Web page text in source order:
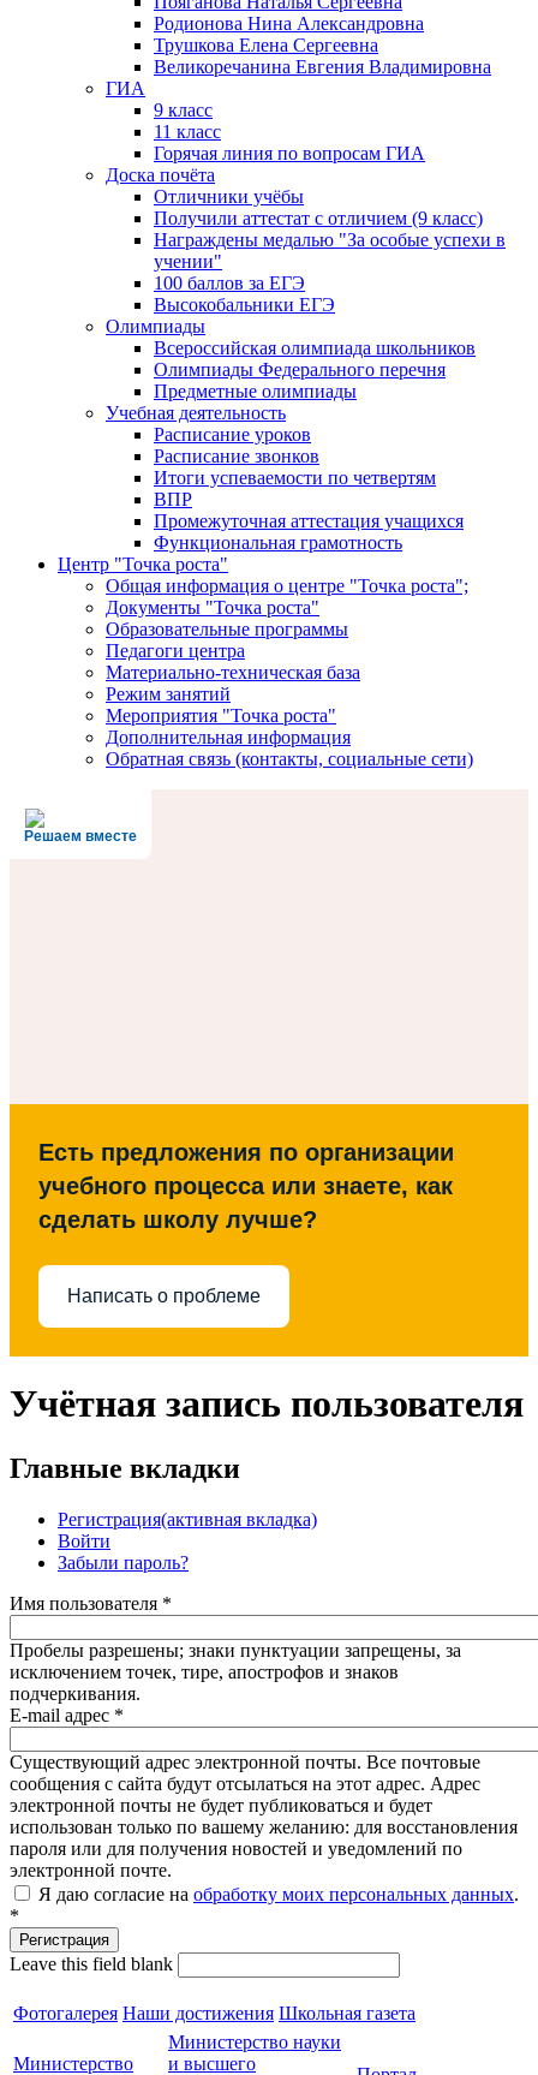
Родионова Нина Александровна
Трушкова Елена Сергеевна
Великоречанина Евгения Владимировна
ГИА
9 класс
11 класс
Горячая линия по вопросам ГИА
Доска почёта
Отличники учёбы
Получили аттестат с отличием (9 класс)
Награждены медалью "За особые успехи в
учении"
100 баллов за ЕГЭ
Высокобальники ЕГЭ
Олимпиады
Всероссийская олимпиада школьников
Олимпиады Федерального перечня
Предметные олимпиады
Учебная деятельность
Расписание уроков
Расписание звонков
Итоги успеваемости по четвертям
ВПР
Промежуточная аттестация учащихся
Функциональная грамотность
Центр "Точка роста"
Общая информация о центре "Точка роста";
Документы "Точка роста"
Образовательные программы
Педагоги центра
Материально-техническая база
Режим занятий
Мероприятия "Точка роста"
Дополнительная информация
Обратная связь (контакты, социальные сети)
Решаем вместе
Есть предложения по организации
учебного процесса или знаете, как
сделать школу лучше?
Написать о проблеме
Учётная запись пользователя
Главные вкладки
Регистрация(активная вкладка)
Войти
Забыли пароль?
Имя пользователя *
Пробелы разрешены; знаки пунктуации запрещены, за
исключением точек, тире, апострофов и знаков
подчеркивания.
E-mail адрес *
Существующий адрес электронной почты. Все почтовые
сообщения с сайта будут отсылаться на этот адрес. Адрес
электронной почты не будет публиковаться и будет
использован только по вашему желанию: для восстановления
пароля или для получения новостей и уведомлений по
электронной почте.
Я даю согласие на обработку моих персональных данных.
*
Leave this field blank
Фотогалерея Наши достижения Школьная газета
Министерство
Министерство науки
и высшего